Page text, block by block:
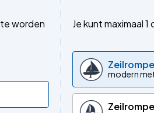
te worden
Je kunt maximaal
modern